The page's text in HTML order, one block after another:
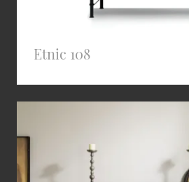
Etnic 108